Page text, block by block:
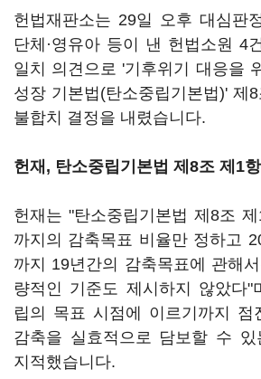
헌법재판소는 29일 오후 대심판
단체·영유아 등이 낸 헌법소원 4
일치 의견으로 '기후위기 대응을
성장 기본법(탄소중립기본법)' 제
불합치 결정을 내렸습니다.
헌재, 탄소중립기본법 제8조 제1
헌재는 "탄소중립기본법 제8조
까지의 감축목표 비율만 정하고
까지 19년간의 감축목표에 관해
량적인 기준도 제시하지 않았다"
립의 목표 시점에 이르기까지 점
감축을 실효적으로 담보할 수
지적했습니다.